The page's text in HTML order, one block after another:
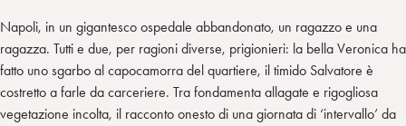
Napoli, in un gigantesco ospedale abbandonato, un ragazzo e una
ragazza. Tutti e due, per ragioni diverse, prigionieri: la bella Veronica ha
fatto uno sgarbo al capocamorra del quartiere, il timido Salvatore è
costretto a farle da carceriere. Tra fondamenta allagate e rigogliosa
vegetazione incolta, il racconto onesto di una giornata di ‘intervallo’ da